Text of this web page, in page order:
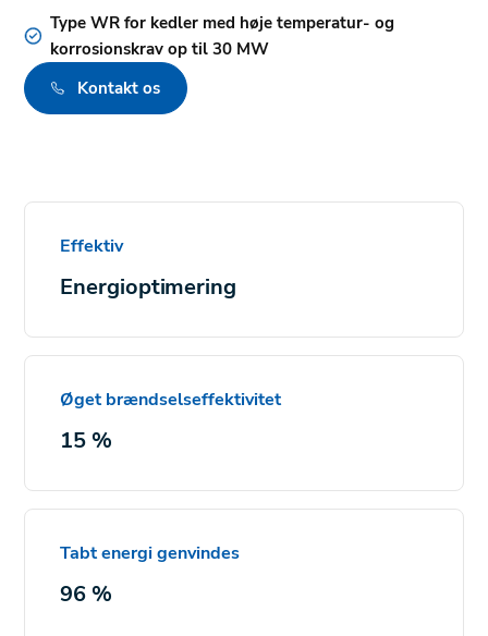
Type WR for kedler med høje temperatur- og
korrosionskrav op til 30 MW
Kontakt os
Effektiv
Energioptimering
Øget brændselseffektivitet
15 %
Tabt energi genvindes
96 %